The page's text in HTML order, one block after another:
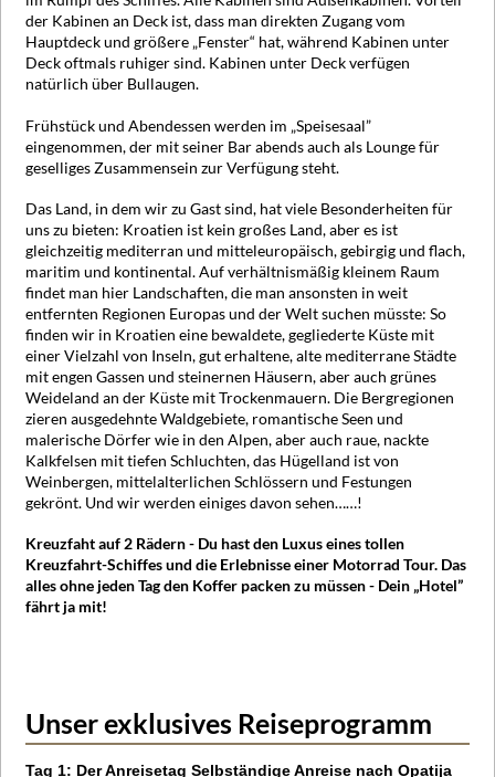
der Kabinen an Deck ist, dass man direkten Zugang vom
Hauptdeck und größere „Fenster“ hat, während Kabinen unter
Deck oftmals ruhiger sind. Kabinen unter Deck verfügen
natürlich über Bullaugen.
Frühstück und Abendessen werden im „Speisesaal”
eingenommen, der mit seiner Bar abends auch als Lounge für
geselliges Zusammensein zur Verfügung steht.
Das Land, in dem wir zu Gast sind, hat viele Besonderheiten für
uns zu bieten: Kroatien ist kein großes Land, aber es ist
gleichzeitig mediterran und mitteleuropäisch, gebirgig und flach,
maritim und kontinental. Auf verhältnismäßig kleinem Raum
findet man hier Landschaften, die man ansonsten in weit
entfernten Regionen Europas und der Welt suchen müsste: So
finden wir in Kroatien eine bewaldete, gegliederte Küste mit
einer Vielzahl von Inseln, gut erhaltene, alte mediterrane Städte
mit engen Gassen und steinernen Häusern, aber auch grünes
Weideland an der Küste mit Trockenmauern. Die Bergregionen
zieren ausgedehnte Waldgebiete, romantische Seen und
malerische Dörfer wie in den Alpen, aber auch raue, nackte
Kalkfelsen mit tiefen Schluchten, das Hügelland ist von
Weinbergen, mittelalterlichen Schlössern und Festungen
gekrönt. Und wir werden einiges davon sehen……!
Kreuzfaht auf 2 Rädern - Du hast den Luxus eines tollen
Kreuzfahrt-Schiffes und die Erlebnisse einer Motorrad Tour. Das
alles ohne jeden Tag den Koffer packen zu müssen - Dein „Hotel”
fährt ja mit!
Unser exklusives Reiseprogramm
Tag 1: Der Anreisetag Selbständige Anreise nach Opatija